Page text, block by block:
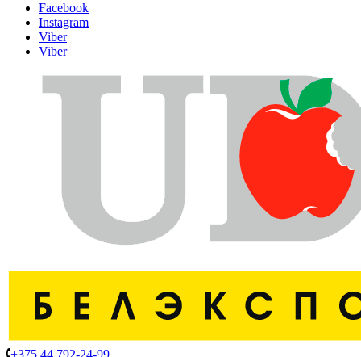
Facebook
Instagram
Viber
Viber
+375 44 792-24-99